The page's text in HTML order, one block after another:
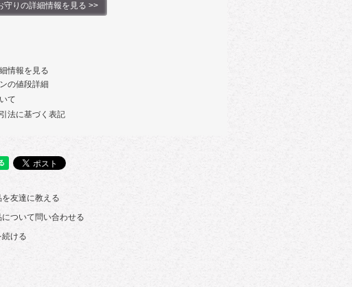
守りの詳細情報を見る >>
情報を見る
の値段詳細
て
法に基づく表記
を友達に教える
について問い合わせる
続ける